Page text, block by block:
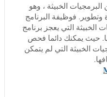
الخبيثة ، وهو
وتطوير. فوظيفة البرنامج
التي يعجز برنامج
حيث يمكنك دائما فحص
الخبيثة التي لم يتمكن